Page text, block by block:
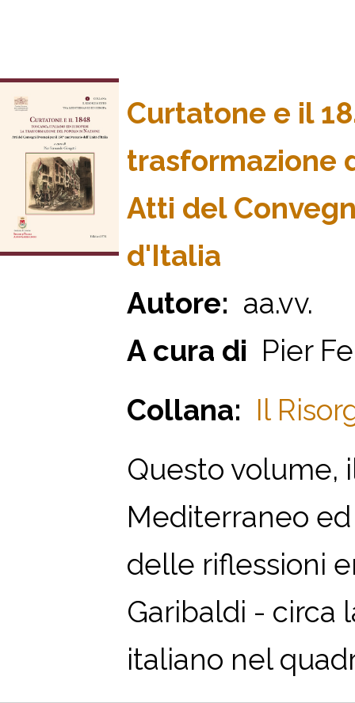
Curtatone e il
trasformazione
Atti del
d'Italia
Autore: aa.vv.
A cura di Pier
Collana: Il
Questo volume,
Mediterraneo
delle riflessioni
Garibaldi - circa
italiano nel